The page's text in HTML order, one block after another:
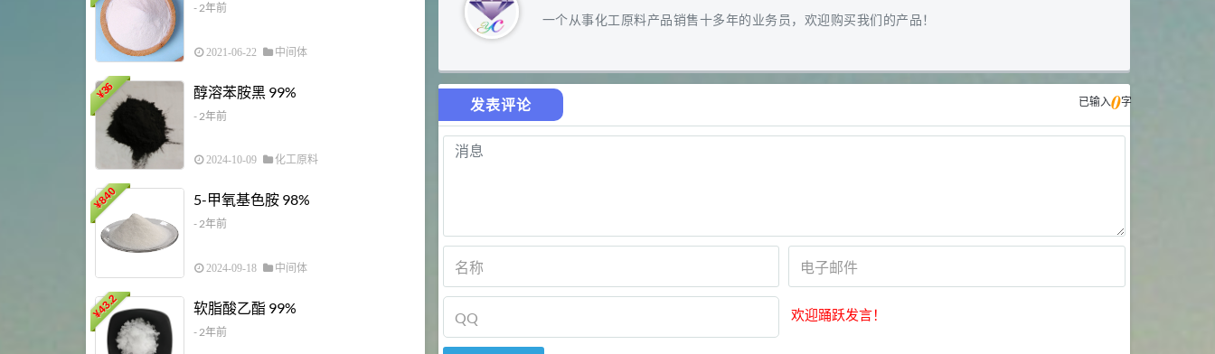
一个从事化工原料产品销售十多年的业务员，欢迎购买我们的产品！
发表评论 已输入0字
欢迎踊跃发言！
- 2年前
2021-06-22 中间体
¥
36 醇溶苯胺黑 99%
- 2年前
2024-10-09 化工原料
¥
840 5-甲氧基色胺 98%
- 2年前
2024-09-18 中间体
¥
43.2 软脂酸乙酯 99%
- 2年前
11.25 8 D-异抗坏血酸钠 98%
浏览量 - 1.55w
34.8